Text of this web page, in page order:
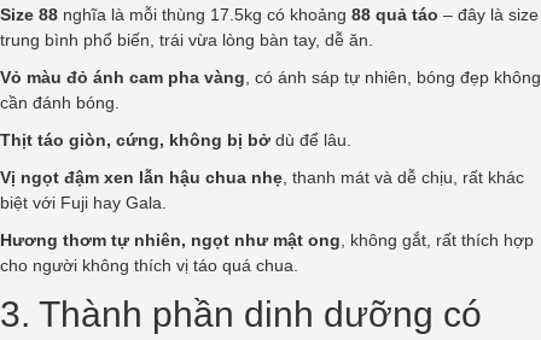
Size 88 nghĩa là mỗi thùng 17.5kg có khoảng 88 quả táo – đây là size
trung bình phổ biến, trái vừa lòng bàn tay, dễ ăn.
Vỏ màu đỏ ánh cam pha vàng , có ánh sáp tự nhiên, bóng đẹp không
cần đánh bóng.
Thịt táo giòn, cứng, không bị bở dù để lâu.
Vị ngọt đậm xen lẫn hậu chua nhẹ , thanh mát và dễ chịu, rất khác
biệt với Fuji hay Gala.
Hương thơm tự nhiên, ngọt như mật ong , không gắt, rất thích hợp
cho người không thích vị táo quá chua.
3. Thành phần dinh dưỡng có